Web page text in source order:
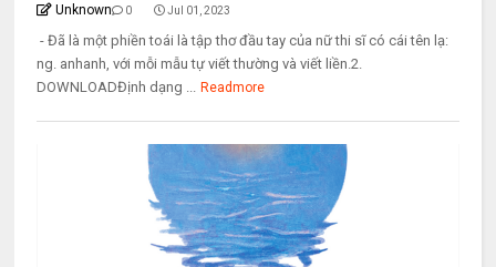
Unknown 0 Jul 01, 2023
- Đã là một phiền toái là tập thơ đầu tay của nữ thi sĩ có cái tên lạ:
ng. anhanh, với mỗi mẫu tự viết thường và viết liền.2.
DOWNLOADĐịnh dạng ... Readmore